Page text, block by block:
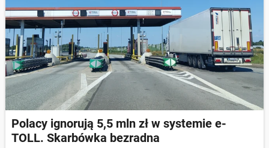
Polacy ignorują 5,5 mln zł w systemie e-
TOLL. Skarbówka bezradna